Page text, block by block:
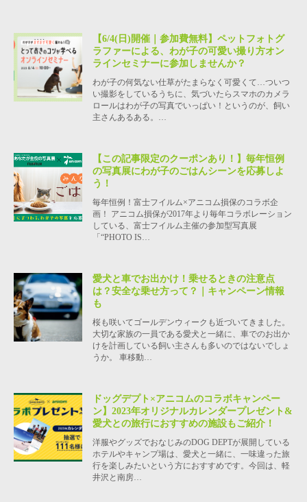
【6/4(日)開催｜参加費無料】ペットフォトグ
ラファーによる、わが子の可愛い撮り方オン
ラインセミナーに参加しませんか？
わが子の何気ない仕草がたまらなく可愛くて…ついつ
い撮影をしているうちに、気づいたらスマホのカメラ
ロールはわが子の写真でいっぱい！というのが、飼い
主さんあるある。…
【この記事限定のクーポンあり！】毎年恒例
の写真展にわが子のごはんシーンを応募しよ
う！
毎年恒例！富士フイルム×アニコム損保のコラボ企
画！ アニコム損保が2017年より毎年コラボレーション
している、富士フイルム主催の参加型写真展
「“PHOTO IS…
愛犬と車でお出かけ！乗せるときの注意点
は？安全な乗せ方って？｜キャンペーン情報
も
桜も咲いてゴールデンウィークも近づいてきました。
大切な家族の一員である愛犬と一緒に、車でのお出か
けを計画している飼い主さんも多いのではないでしょ
うか。 車移動…
ドッグデプト×アニコムのコラボキャンペー
ン】2023年オリジナルカレンダープレゼント&
愛犬との旅行におすすめの施設もご紹介！
洋服やグッズでおなじみのDOG DEPTが展開している
ホテルやキャンプ場は、愛犬と一緒に、一味違った旅
行を楽しみたいという方におすすめです。今回は、軽
井沢と南房…